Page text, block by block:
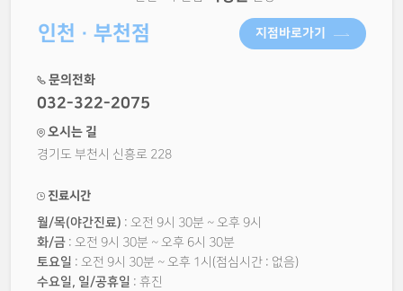
인천 · 부천점 지점바로가기
문의전화
032-322-2075
오시는 길
경기도 부천시 신흥로 228
진료시간
월/목(야간진료) : 오전 9시 30분 ~ 오후 9시
화/금: 오전 9시 30분 ~ 오후 6시 30분
토요일 : 오전 9시 30분 ~ 오후 1시(점심시간 : 없음)
수요일, 일/공휴일 : 휴진